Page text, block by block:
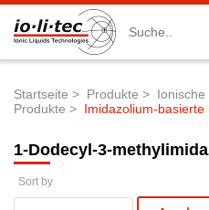
Produktsuche
Katalog-Produkte
Pfadnavigation
Startseite Produkte Ionische
Produkte
Imidazolium-
1-Dodecyl-3-
Sort by